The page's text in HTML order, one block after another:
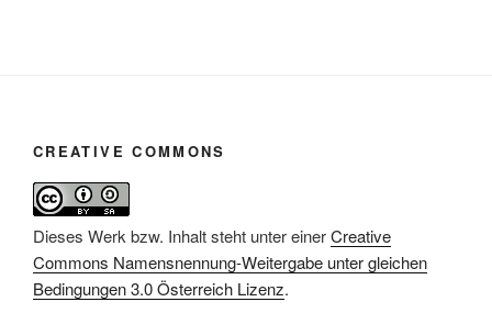
CREATIVE COMMONS
Dieses Werk bzw. Inhalt steht unter einerCreative
Commons Namensnennung-Weitergabe unter gleichen
Bedingungen 3.0 Österreich Lizenz.